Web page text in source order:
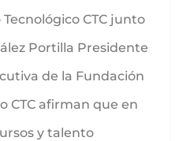
CTC junto
Portilla Presidente
de la Fundación
CTC afirman que en
y talento